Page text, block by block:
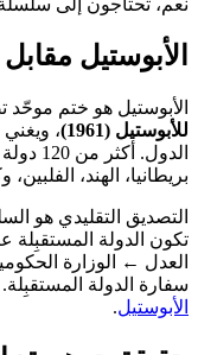
الأبوستيل
الأبوستيل هو ختم
للأبوستيل (1961)
،
الدول.
بريطانيا، الهند، الفلبين،
التصديق التقليدي هو
تكون الدولة المستقبِلة
العدل ← الوزارة
سفارة الدولة
الأبوستيل.